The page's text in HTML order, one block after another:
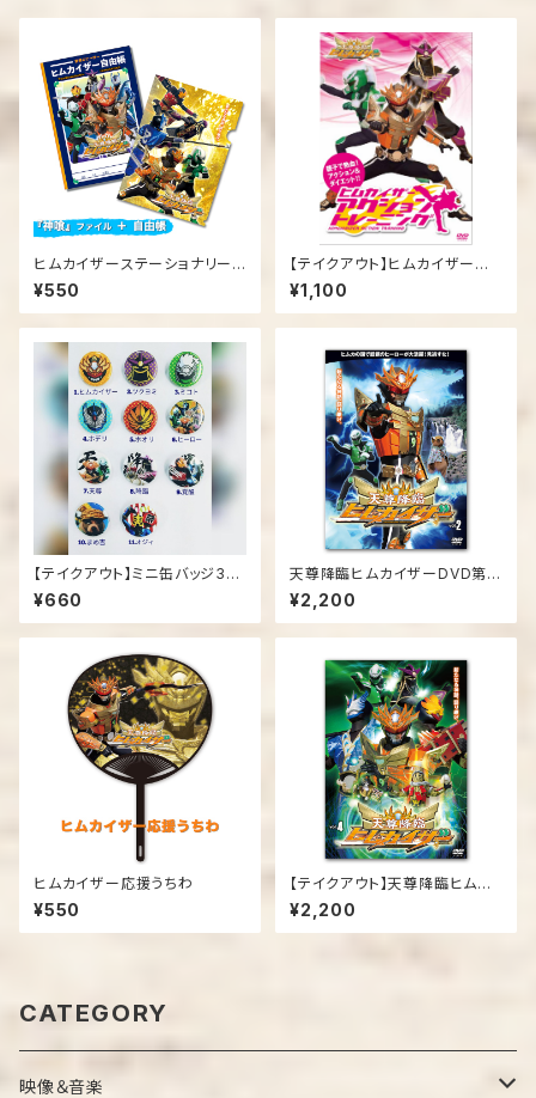
ヒムカイザーステーショナリーセ
ット
¥550
【テイクアウト】ヒムカイザーア
クショントレーニング
¥1,100
【テイクアウト】ミニ缶バッジ3個
セット
¥660
天尊降臨ヒムカイザーDVD第２
弾
¥2,200
ヒムカイザー応援うちわ
¥550
【テイクアウト】天尊降臨ヒムカ
イザーDVD第４弾
¥2,200
CATEGORY
映像＆音楽